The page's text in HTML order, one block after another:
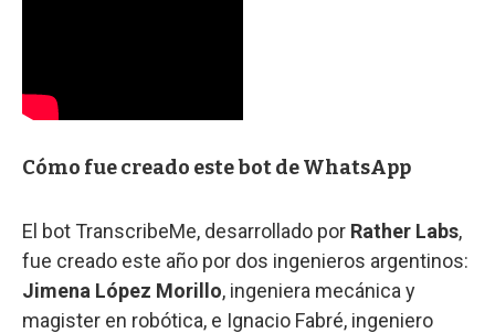
Cómo fue creado este bot de WhatsApp
El bot TranscribeMe, desarrollado por Rather Labs,
fue creado este año por dos ingenieros argentinos:
Jimena López Morillo, ingeniera mecánica y
magister en robótica, e Ignacio Fabré, ingeniero